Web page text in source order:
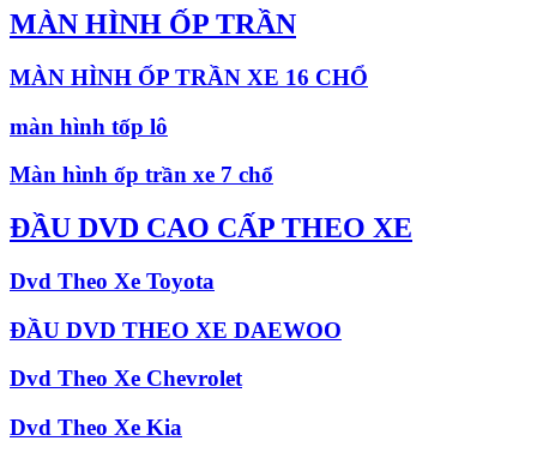
MÀN HÌNH ỐP TRẦN
MÀN HÌNH ỐP TRẦN XE 16 CHỔ
màn hình tốp lô
Màn hình ốp trần xe 7 chổ
ĐẦU DVD CAO CẤP THEO XE
Dvd Theo Xe Toyota
ĐẦU DVD THEO XE DAEWOO
Dvd Theo Xe Chevrolet
Dvd Theo Xe Kia